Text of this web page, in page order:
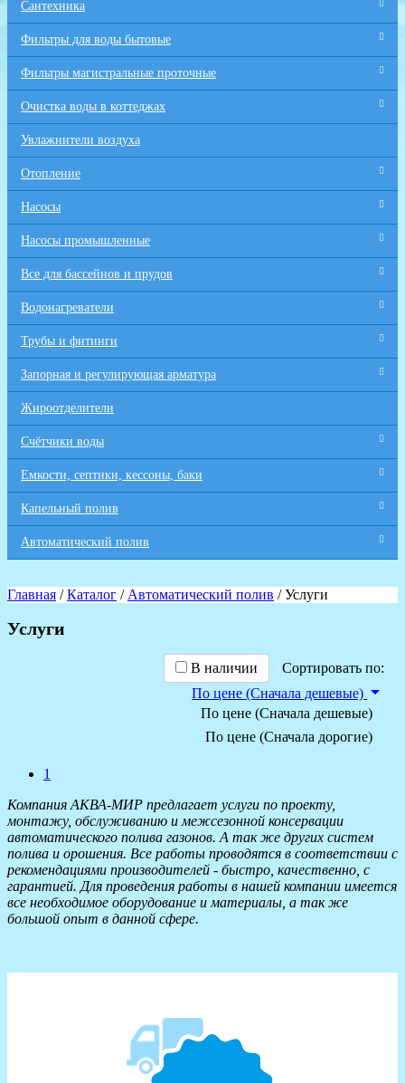
Сантехника
Фильтры для воды бытовые
Фильтры магистральные проточные
Очистка воды в коттеджах
Увлажнители воздуха
Отопление
Насосы
Насосы промышленные
Все для бaссейнов и прудов
Водонагреватели
Трубы и фитинги
Запорная и регулирующая арматура
Жироотделители
Счётчики воды
Емкости, септики, кессоны, баки
Капельный полив
Автоматический полив
Главная /Каталог / Автоматический полив / Услуги
Услуги
В наличии
Сортировать по:
По цене (Сначала дешевые)
По цене (Сначала дешевые)
По цене (Сначала дорогие)
1
Компания АКВА-МИР предлагает услуги по проекту,
монтажу, обслуживанию и межсезонной консервации
автоматического полива газонов. А так же других систем
полива и орошения. Все работы проводятся в соответствии с
рекомендациями производителей - быстро, качественно, с
гарантией. Для проведения работы в нашей компании имеется
все необходимое оборудование и материалы, а так же
большой опыт в данной сфере.